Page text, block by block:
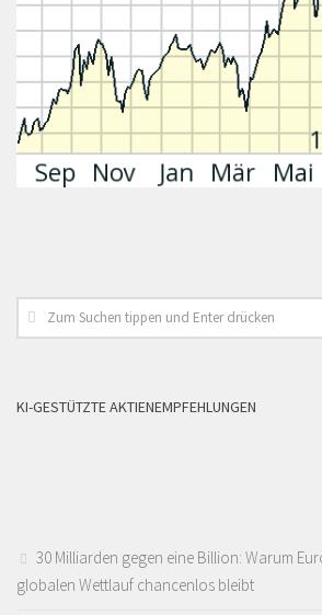
KI-GESTÜTZTE AKTIENEMPFEHLUNGEN
30 Milliarden gegen eine Billion: Warum
globalen Wettlauf chancenlos bleibt